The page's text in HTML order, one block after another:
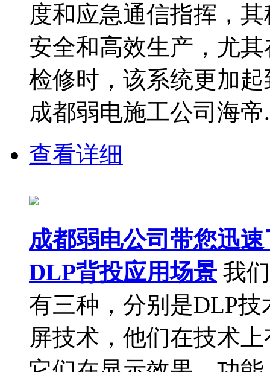
度和应急通信指挥，
安全和高效生产，尤
检修时，该系统更加
成都弱电施工公司海帝
查看详细
成都弱电公司带您迅
DLP背投应用场景 我
有三种，分别是DLP
屏技术，他们在技术